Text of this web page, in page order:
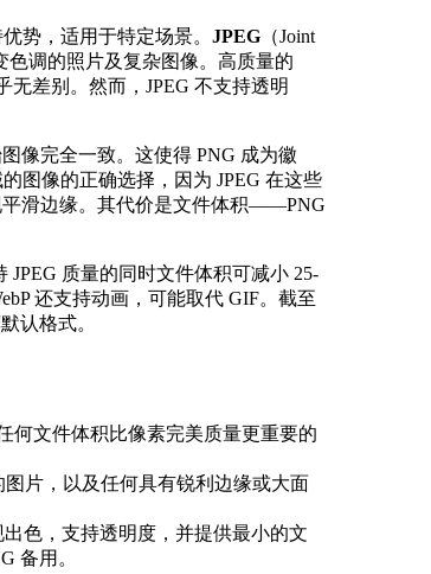
势，适用于特定场景。 JPEG （Joint
色调的照片及复杂图像。高质量的
无差别。然而，JPEG 不支持透明
图像完全一致。这使得 PNG 成为徽
图像的正确选择，因为 JPEG 在这些
平滑边缘。其代价是文件体积——PNG
质量的同时文件体积可减小 25-
还支持动画，可能取代 GIF。截至
认格式。
何文件体积比像素完美质量更重要的
片，以及任何具有锐利边缘或大面
色，支持透明度，并提供最小的文
备用。